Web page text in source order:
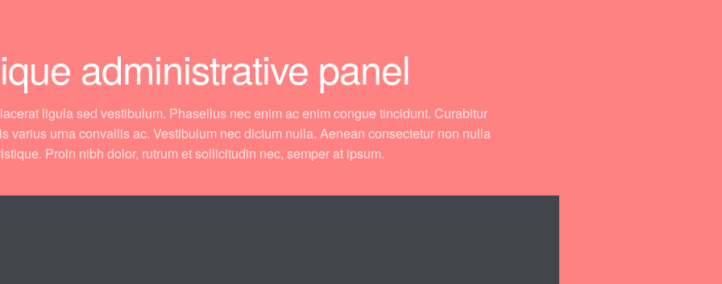
administrative panel
ligula sed vestibulum. Phasellus nec enim ac enim congue tincidunt. Curabitur
varius urna convallis ac. Vestibulum nec dictum nulla. Aenean consectetur non nulla
Proin nibh dolor, rutrum et sollicitudin nec, semper at ipsum.